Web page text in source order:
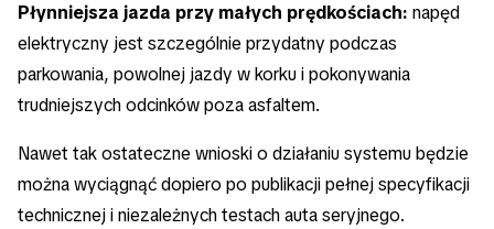
Płynniejsza jazda przy małych prędkościach: napęd
elektryczny jest szczególnie przydatny podczas
parkowania, powolnej jazdy w korku i pokonywania
trudniejszych odcinków poza asfaltem.
Nawet tak ostateczne wnioski o działaniu systemu będzie
można wyciągnąć dopiero po publikacji pełnej specyfikacji
technicznej i niezależnych testach auta seryjnego.